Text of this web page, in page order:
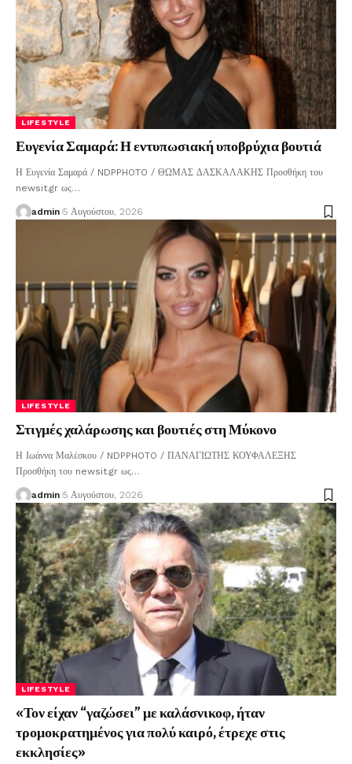
LIFESTYLE
Ευγενία Σαμαρά: Η εντυπωσιακή υποβρύχια βουτιά
Η Ευγενία Σαμαρά / NDPPHOTO / ΘΩΜΑΣ ΔΑΣΚΑΛΑΚΗΣ Προσθήκη του
newsit.gr ως…
admin 5 Αυγούστου, 2026
LIFESTYLE
Στιγμές χαλάρωσης και βουτιές στη Μύκονο
Η Ιωάννα Μαλέσκου / NDPPHOTO / ΠΑΝΑΓΙΩΤΗΣ ΚΟΥΦΑΛΕΞΗΣ
Προσθήκη του newsit.gr ως…
admin 5 Αυγούστου, 2026
LIFESTYLE
«Τον είχαν “γαζώσει” με καλάσνικοφ, ήταν
τρομοκρατημένος για πολύ καιρό, έτρεχε στις
εκκλησίες»